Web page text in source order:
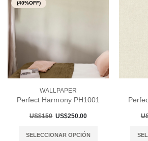
(40%OFF)
WALLPAPER
Perfect Harmony PH1001
US$150 US$250.00
SELECCIONAR OPCIÓN